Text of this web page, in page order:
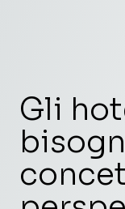
Gli